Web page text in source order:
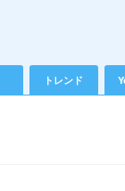
トレンド